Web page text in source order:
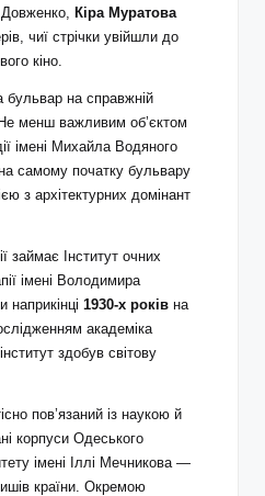
Кіра Муратова
чиї стрічки увійшли до
кіно.
бульвар на справжній
менш важливим об’єктом
імені Михайла Водяного
самому початку бульвару
з архітектурних домінант
займає Інститут очних
імені Володимира
наприкінці 1930-х років на
академіка
здобув світову
пов’язаний із наукою й
корпуси Одеського
імені Іллі Мечникова —
країни. Окремою